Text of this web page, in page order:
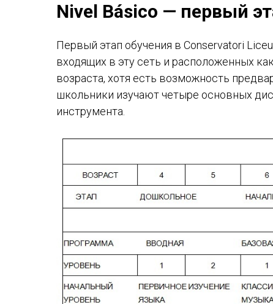
Nivel Básico — первый
Первый этап обучения в Conservatori
входящих в эту сеть и расположенных
возраста, хотя есть возможность
школьники изучают четыре основных
инструмента.